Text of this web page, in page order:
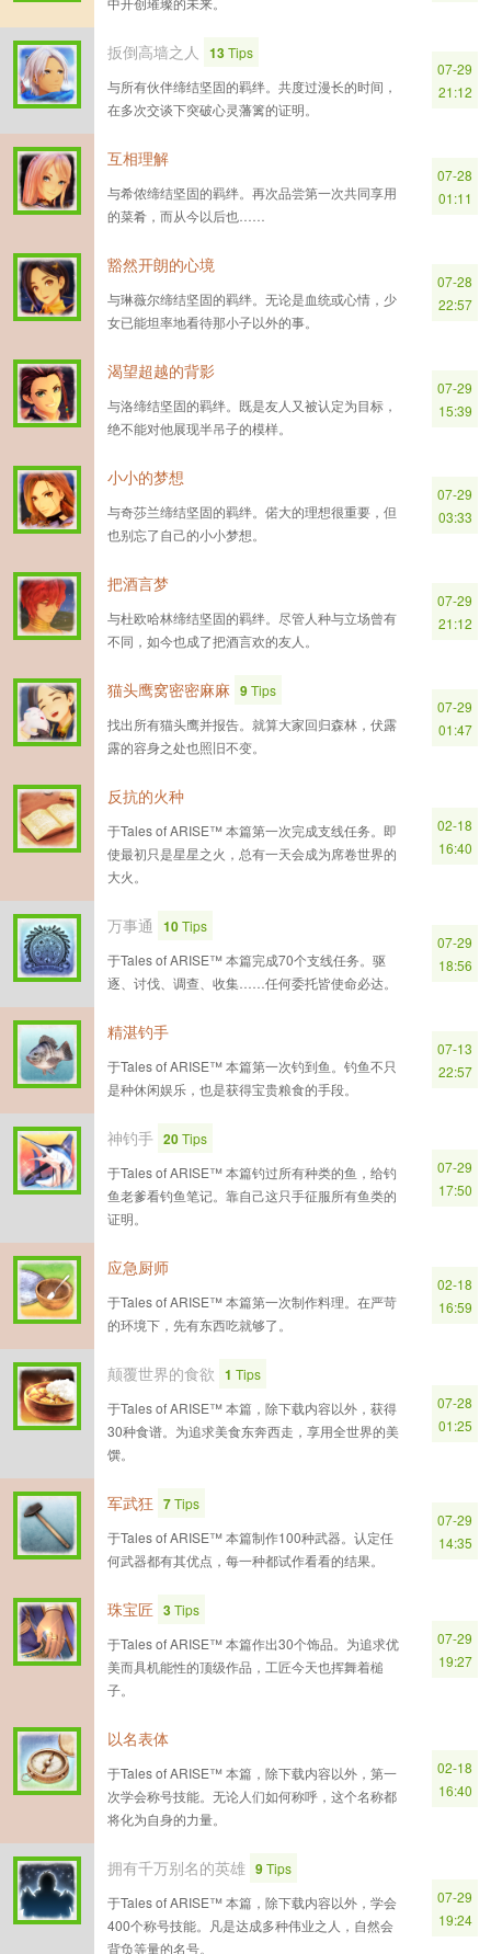
扳倒高墙之人 13Tips
与所有伙伴缔结坚固的羁绊。共度过漫长的时间，
在多次交谈下突破心灵藩篱的证明。
07-29
21:12
互相理解
与希侬缔结坚固的羁绊。再次品尝第一次共同享用
的菜肴，而从今以后也……
07-28
01:11
豁然开朗的心境
与琳薇尔缔结坚固的羁绊。无论是血统或心情，少
女已能坦率地看待那小子以外的事。
07-28
22:57
渴望超越的背影
与洛缔结坚固的羁绊。既是友人又被认定为目标，
绝不能对他展现半吊子的模样。
07-29
15:39
小小的梦想
与奇莎兰缔结坚固的羁绊。偌大的理想很重要，但
也别忘了自己的小小梦想。
07-29
03:33
把酒言梦
与杜欧哈林缔结坚固的羁绊。尽管人种与立场曾有
不同，如今也成了把酒言欢的友人。
07-29
21:12
猫头鹰窝密密麻麻 9Tips
找出所有猫头鹰并报告。就算大家回归森林，伏露
露的容身之处也照旧不变。
07-29
01:47
反抗的火种
于Tales of ARISE™ 本篇第一次完成支线任务。即
使最初只是星星之火，总有一天会成为席卷世界的
大火。
02-18
16:40
万事通 10Tips
于Tales of ARISE™ 本篇完成70个支线任务。驱
逐、讨伐、调查、收集……任何委托皆使命必达。
07-29
18:56
精湛钓手
于Tales of ARISE™ 本篇第一次钓到鱼。钓鱼不只
是种休闲娱乐，也是获得宝贵粮食的手段。
07-13
22:57
神钓手 20Tips
于Tales of ARISE™ 本篇钓过所有种类的鱼，给钓
鱼老爹看钓鱼笔记。靠自己这只手征服所有鱼类的
证明。
07-29
17:50
应急厨师
于Tales of ARISE™ 本篇第一次制作料理。在严苛
的环境下，先有东西吃就够了。
02-18
16:59
颠覆世界的食欲 1 Tips
于Tales of ARISE™ 本篇，除下载内容以外，获得
30种食谱。为追求美食东奔西走，享用全世界的美
馔。
07-28
01:25
军武狂 7Tips
于Tales of ARISE™ 本篇制作100种武器。认定任
何武器都有其优点，每一种都试作看看的结果。
07-29
14:35
珠宝匠 3Tips
于Tales of ARISE™ 本篇作出30个饰品。为追求优
美而具机能性的顶级作品，工匠今天也挥舞着槌
子。
07-29
19:27
以名表体
于Tales of ARISE™ 本篇，除下载内容以外，第一
次学会称号技能。无论人们如何称呼，这个名称都
将化为自身的力量。
02-18
16:40
拥有千万别名的英雄 9Tips
于Tales of ARISE™ 本篇，除下载内容以外，学会
400个称号技能。凡是达成多种伟业之人，自然会
背负等量的名号。
07-29
19:24